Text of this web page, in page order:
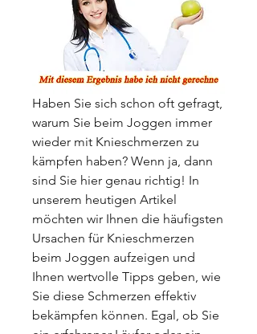
Haben Sie sich schon oft gefragt,
warum Sie beim Joggen immer
wieder mit Knieschmerzen zu
kämpfen haben? Wenn ja, dann
sind Sie hier genau richtig! In
unserem heutigen Artikel
möchten wir Ihnen die häufigsten
Ursachen für Knieschmerzen
beim Joggen aufzeigen und
Ihnen wertvolle Tipps geben, wie
Sie diese Schmerzen effektiv
bekämpfen können. Egal, ob Sie